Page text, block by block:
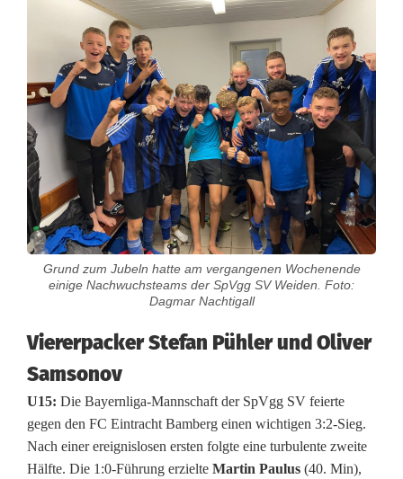
l
l
e
n
f
ü
u
g
,
Grund zum Jubeln hatte am vergangenen Wochenende
einige Nachwuchsteams der SpVgg SV Weiden. Foto:
Dagmar Nachtigall
Viererpacker Stefan Pühler und Oliver
Samsonov
U15: Die Bayernliga-Mannschaft der SpVgg SV feierte
gegen den FC Eintracht Bamberg einen wichtigen 3:2-Sieg.
Nach einer ereignislosen ersten folgte eine turbulente zweite
Hälfte. Die 1:0-Führung erzielte Martin Paulus (40. Min),